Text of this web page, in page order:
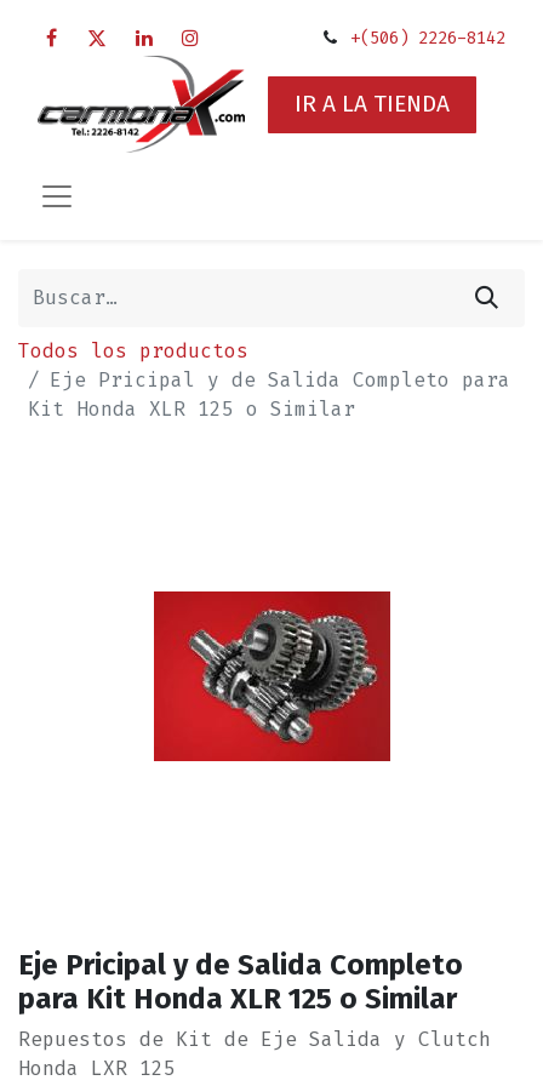
+(506) 2226-8142
IR A LA TIENDA
Todos los productos
Eje Pricipal y de Salida Completo para
Kit Honda XLR 125 o Similar
Eje Pricipal y de Salida Completo
para Kit Honda XLR 125 o Similar
Repuestos de Kit de Eje Salida y Clutch
Honda LXR 125